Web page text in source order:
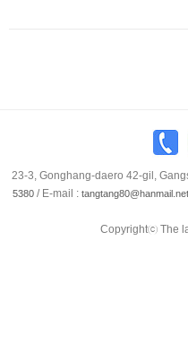
23-3, Gonghang-daero 42-gil,
5380/ E-mail : tangtang80@hanmail.net
Copyrightⓒ The